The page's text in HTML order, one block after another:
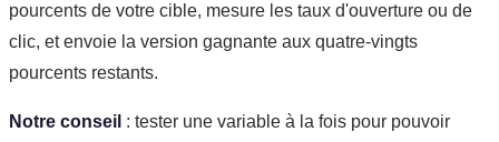
pourcents de votre cible, mesure les taux d'ouverture ou de
clic, et envoie la version gagnante aux quatre-vingts
pourcents restants.
Notre conseil : tester une variable à la fois pour pouvoir